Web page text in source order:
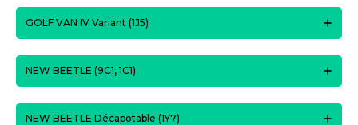
GOLF VAN IV Variant (1J5)
NEW BEETLE (9C1, 1C1)
NEW BEETLE Décapotable (1Y7)